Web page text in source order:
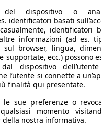
del dispositivo o
identificatori basati
identificatori
informazioni (ad es.
browser, lingua,
supportate, ecc.) possono
dispositivo
l’utente si connette a
finalità qui presentate.
le sue preferenze o
momento
della nostra informativa.